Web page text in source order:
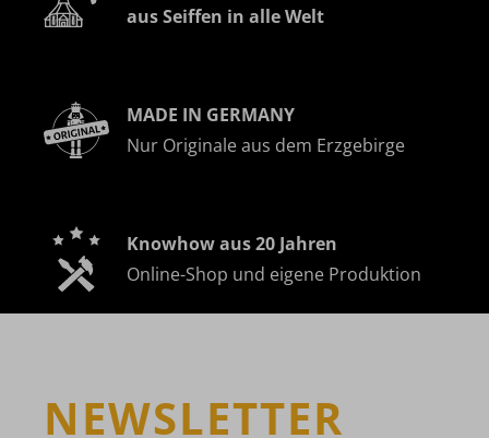
aus Seiffen in alle Welt
MADE IN GERMANY
Nur Originale aus dem Erzgebirge
Knowhow aus 20 Jahren
Online-Shop und eigene Produktion
NEWSLETTER